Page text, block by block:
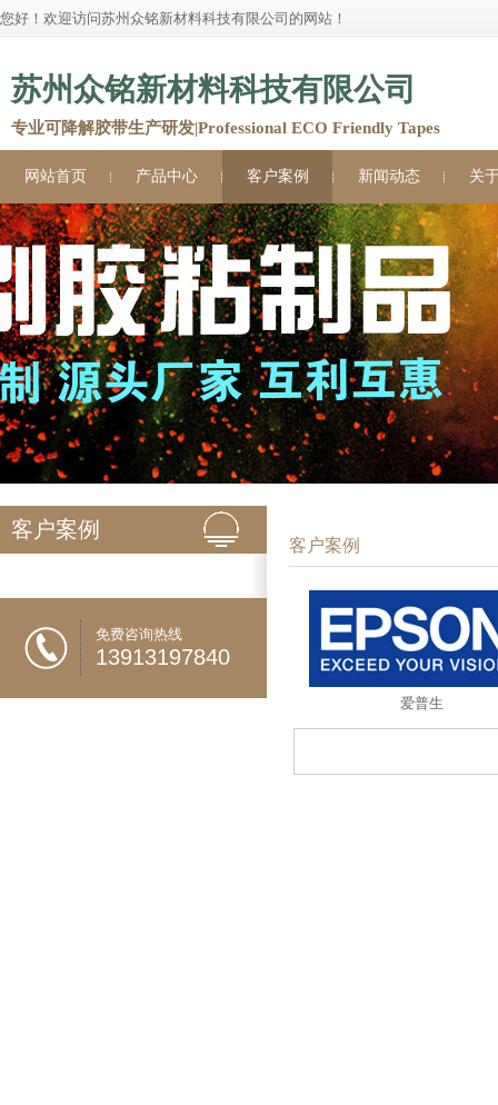
您好！欢迎访问苏州众铭新材料科技有限公司的网站！
苏州众铭新材料科技有限公司
专业可降解胶带生产研发|Professional ECO Friendly Tapes
网站首页 产品中心 客户案例 新闻动态 关
客户案例
免费咨询热线
13913197840
客户案例
爱普生